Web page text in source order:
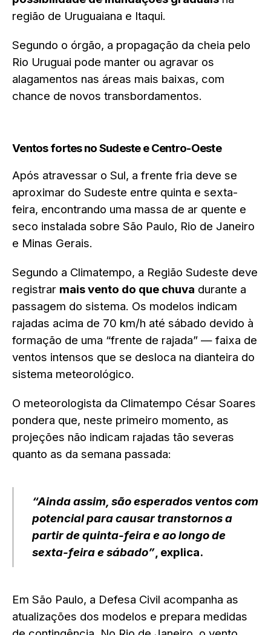
região de Uruguaiana e Itaqui.
Segundo o órgão, a propagação da cheia pelo
Rio Uruguai pode manter ou agravar os
alagamentos nas áreas mais baixas, com
chance de novos transbordamentos.
Ventos fortes no Sudeste e Centro-Oeste
Após atravessar o Sul, a frente fria deve se
aproximar do Sudeste entre quinta e sexta-
feira, encontrando uma massa de ar quente e
seco instalada sobre São Paulo, Rio de Janeiro
e Minas Gerais.
Segundo a Climatempo, a Região Sudeste deve
registrar mais vento do que chuva durante a
passagem do sistema. Os modelos indicam
rajadas acima de 70 km/h até sábado devido à
formação de uma “frente de rajada” — faixa de
ventos intensos que se desloca na dianteira do
sistema meteorológico.
O meteorologista da Climatempo César Soares
pondera que, neste primeiro momento, as
projeções não indicam rajadas tão severas
quanto as da semana passada:
“Ainda assim, são esperados ventos com
potencial para causar transtornos a
partir de quinta-feira e ao longo de
sexta-feira e sábado”, explica.
Em São Paulo, a Defesa Civil acompanha as
atualizações dos modelos e prepara medidas